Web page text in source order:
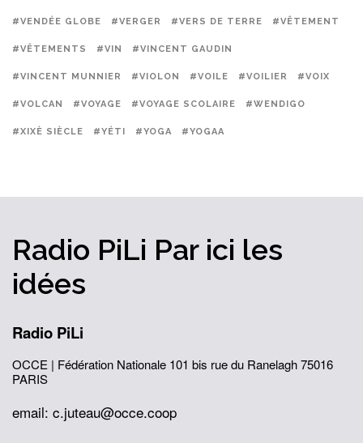
#VENDÉE GLOBE #VERGER #VERS DE TERRE #VÊTEMENT
#VÊTEMENTS #VIN #VINCENT GAUDIN
#VINCENT MUNNIER #VIOLON #VOILE #VOILIER #VOIX
#VOLCAN #VOYAGE #VOYAGE SCOLAIRE #WENDIGO
#XIXÈ SIÈCLE #YÉTI #YOGA #YOGAA
Radio PiLi Par ici les
idées
Radio PiLi
OCCE | Fédération Nationale 101 bis rue du Ranelagh75016
PARIS
email: c.juteau@occe.coop